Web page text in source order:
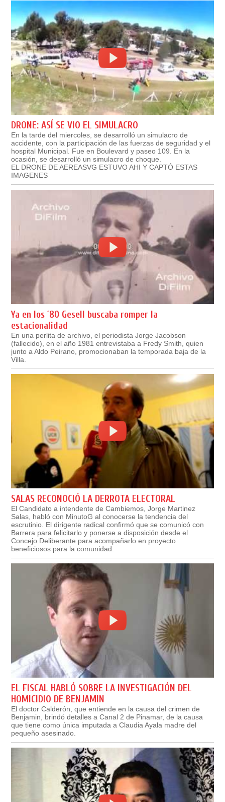
DRONE: ASÍ SE VIO EL SIMULACRO
En la tarde del miercoles, se desarrolló un simulacro de
accidente, con la participación de las fuerzas de seguridad y el
hospital Municipal. Fue en Boulevard y paseo 109. En la
ocasión, se desarrolló un simulacro de choque.
EL DRONE DE AEREASVG ESTUVO AHI Y CAPTÓ ESTAS
IMAGENES
Ya en los ´80 Gesell buscaba romper la
estacionalidad
En una perlita de archivo, el periodista Jorge Jacobson
(fallecido), en el año 1981 entrevistaba a Fredy Smith, quien
junto a Aldo Peirano, promocionaban la temporada baja de la
Villa.
SALAS RECONOCIÓ LA DERROTA ELECTORAL
El Candidato a intendente de Cambiemos, Jorge Martinez
Salas, habló con MinutoG al conocerse la tendencia del
escrutinio. El dirigente radical confirmó que se comunicó con
Barrera para felicitarlo y ponerse a disposición desde el
Concejo Deliberante para acompañarlo en proyecto
beneficiosos para la comunidad.
EL FISCAL HABLÓ SOBRE LA INVESTIGACIÓN DEL
HOMICIDIO DE BENJAMIN
El doctor Calderón, que entiende en la causa del crimen de
Benjamin, brindó detalles a Canal 2 de Pinamar, de la causa
que tiene como única imputada a Claudia Ayala madre del
pequeño asesinado.